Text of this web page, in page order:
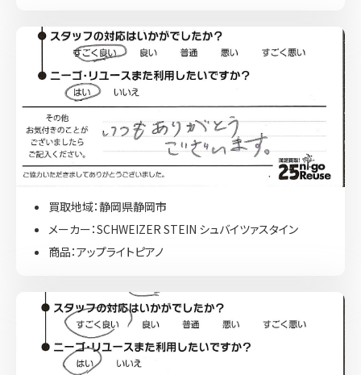
買取地域：静岡県静岡市
メーカー：SCHWEIZER STEIN シュバイツァスタイン
商品：アップライトピアノ